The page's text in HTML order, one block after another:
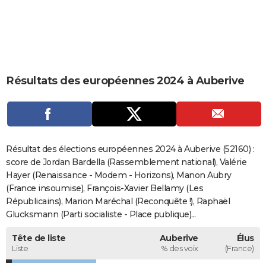
CARTE DE VOEUX
Carte de Noël
Carte Bonne année
Carte Saint-Valentin
Carte Pâques
Carte d'anniversaire
DICTIONNAIRE
Dictionnaire
Biographies
Citations
Expressions
Proverbes
PROGRAMME TV
COPAINS D'AVANT
S'inscrire
Se connecter
Lycées
Collèges
Primaires
Universités
Entreprises
Service militaire
Avis de recherche
AVIS DE DÉCÈS
FORUM
Résultats des européennes 2024 à Auberive
Résultat des élections européennes 2024 à Auberive (52160) :
score de Jordan Bardella (Rassemblement national), Valérie
Hayer (Renaissance - Modem - Horizons), Manon Aubry
(France insoumise), François-Xavier Bellamy (Les
Républicains), Marion Maréchal (Reconquête !), Raphaël
Glucksmann (Parti socialiste - Place publique)...
Tête de liste
Liste
Auberive
% des voix
Élus
(France)